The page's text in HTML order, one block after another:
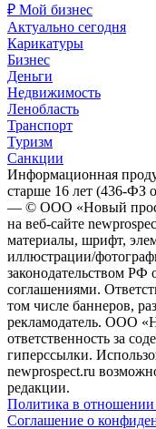
₽ Мой бизнес
Актуально сегодня
Карикатуры
Бизнес
Деньги
Недвижимость
Ленобласть
Транспорт
Туризм
Санкции
Информационная
старше 16 лет (436-ФЗ
— © ООО «Новый
на веб-сайте
материалы, шрифт,
иллюстрации/
законодательством
соглашениями.
том числе баннеров,
рекламодатель. ООО
ответственность за
гиперссылки.
newprospect.ru
редакции.
Политика в
Соглашение о